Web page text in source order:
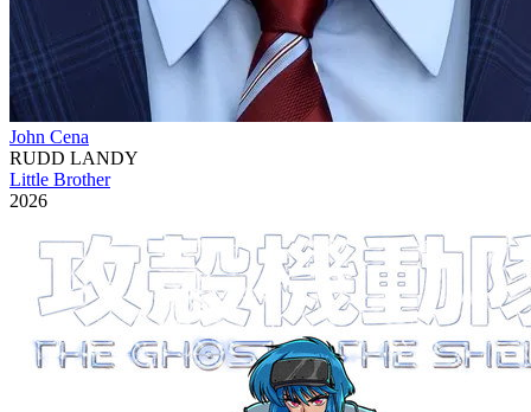
John Cena
RUDD LANDY
Little Brother
2026